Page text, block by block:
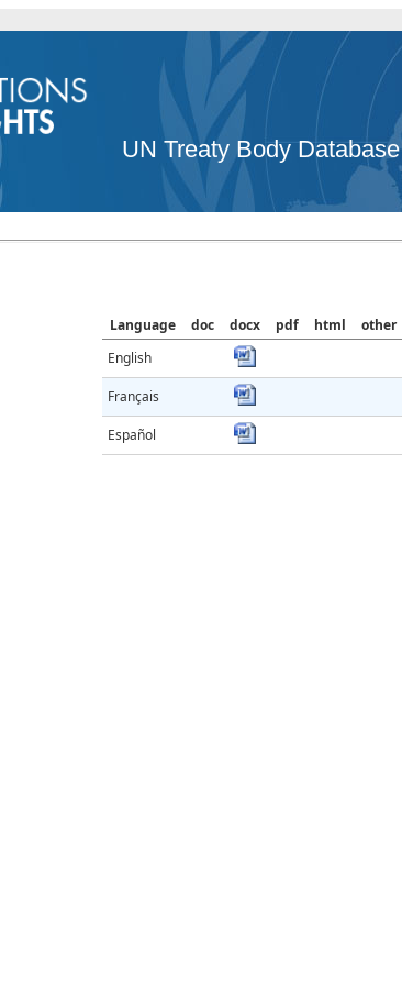
UN Treaty Body Database
Language doc docx pdf html
other
English
Français
Español